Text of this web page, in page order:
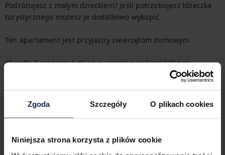
Zgoda Szczegóły O plikach cookies
Niniejsza strona korzysta z plików cookie
Podróżujesz z małym dzieckiem? Jeśli potrzebujesz łóżeczka
turystycznego możesz je dodatkowo wykupić.
Ten apartament jest przyjazny zwierzętom domowym.
Chciałbyś rozpocząć dzień pysznym posiłkiem? W tym
apartamencie samodzielnie zamówisz śniadanie po
dokonaniu rezerwacji.  Uwaga: śniadania serwowane są w
Skontaktuj się z naszym zespołem, aby wygodnie